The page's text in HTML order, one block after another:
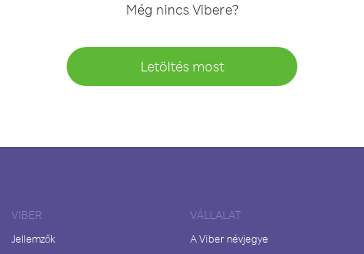
Még nincs Vibere?
Letöltés most
VIBER
Jellemzők
VÁLLALAT
A Viber névjegye